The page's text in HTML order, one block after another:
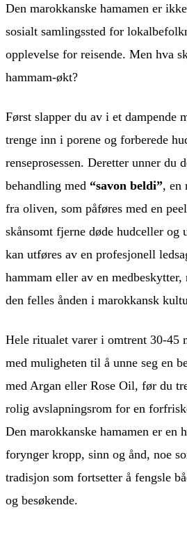
Den marokkanske hamamen er
sosialt samlingssted for
opplevelse for reisende. Men hva
hammam-økt?
Først slapper du av i et dampende
trenge inn i porene og forberede
renseprosessen. Deretter unner du
behandling med “savon beldi”, en
fra oliven, som påføres med en
skånsomt fjerne døde hudceller og
kan utføres av en profesjonell
hammam eller av en medbeskytter,
den felles ånden i marokkansk
Hele ritualet varer i omtrent 30-45
med muligheten til å unne seg en
med Argan eller Rose Oil, før du
rolig avslapningsrom for en
Den marokkanske hamamen er en
forynger kropp, sinn og ånd, noe
tradisjon som fortsetter å fengsle
og besøkende.